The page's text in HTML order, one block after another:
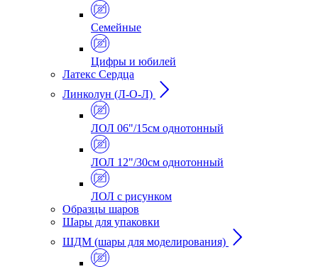
Семейные
Цифры и юбилей
Латекс Сердца
Линколун (Л-О-Л)
ЛОЛ 06"/15см однотонный
ЛОЛ 12"/30см однотонный
ЛОЛ с рисунком
Образцы шаров
Шары для упаковки
ШДМ (шары для моделирования)